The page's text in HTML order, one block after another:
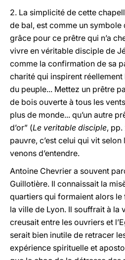
2. La simplicité de cette
de bal, est comme un symbole
grâce pour ce prêtre qui n’a
vivre en véritable disciple de
comme la confirmation de sa
charité qui inspirent réellement
du peuple... Mettez un prêtre
de bois ouverte à tous les
plus de monde... qu’un autre
d’or” (Le veritable disciple,
pauvre, c’est celui qui vit
venons d’entendre.
Antoine Chevrier a souvent
Guillotière. Il connaissait la
quartiers qui formaient alors
la ville de Lyon. Il souffrait à la
creusait entre les ouvriers et
serait bien inutile de retracer
expérience spirituelle et